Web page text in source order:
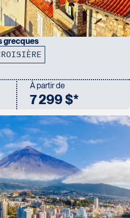
grecques
À partir de
7 299 $*